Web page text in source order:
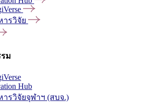
ารวิจัย
ม
Hub
รวิจัยจุฬาฯ (สบจ.)